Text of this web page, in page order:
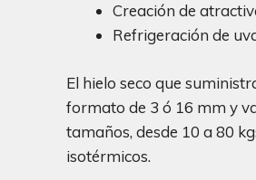
Creación de
Refrigeración de
El hielo seco que
formato de 3 ó 16 mm y
tamaños, desde 10 a 80
isotérmicos.